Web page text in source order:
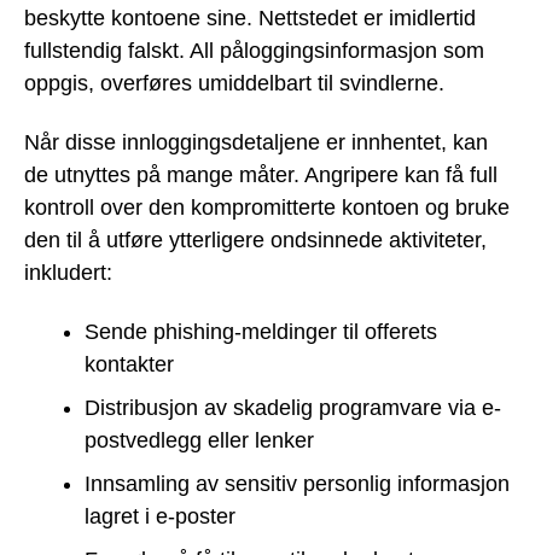
beskytte kontoene sine. Nettstedet er imidlertid
fullstendig falskt. All påloggingsinformasjon som
oppgis, overføres umiddelbart til svindlerne.
Når disse innloggingsdetaljene er innhentet, kan
de utnyttes på mange måter. Angripere kan få full
kontroll over den kompromitterte kontoen og bruke
den til å utføre ytterligere ondsinnede aktiviteter,
inkludert:
Sende phishing-meldinger til offerets
kontakter
Distribusjon av skadelig programvare via e-
postvedlegg eller lenker
Innsamling av sensitiv personlig informasjon
lagret i e-poster